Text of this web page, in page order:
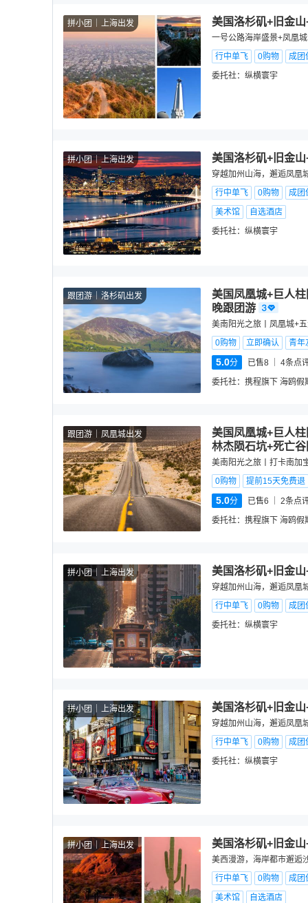
拼小团 上海出发 美国洛杉矶+旧金
一号公路海岸盛景+凤凰
行中单飞
0购物
成团
委托社： 纵横寰宇
拼小团 上海出发 美国洛杉矶+旧金
穿越加州山海，邂逅凤凰
行中单飞
0购物
成团
美术馆
自选酒店
委托社： 纵横寰宇
跟团游 洛杉矶出发
美国凤凰城+巨人
晚跟团游
美南阳光之旅丨凤凰城+
0购物
立即确认 青年
5.0分 已售8 4条点
委托社： 携程旗下 海鸥假
跟团游 凤凰城出发
美国凤凰城+巨人
林杰陨石坑+死亡
美南阳光之旅丨打卡南加
0购物
提前15天免费退
5.0分 已售6 2条点
委托社： 携程旗下 海鸥假
拼小团 上海出发 美国洛杉矶+旧金
穿越加州山海，邂逅凤凰
行中单飞
0购物
成团
委托社： 纵横寰宇
拼小团 上海出发 美国洛杉矶+旧金
穿越加州山海，邂逅凤凰
行中单飞
0购物
成团
委托社： 纵横寰宇
拼小团 上海出发 美国洛杉矶+旧金
美西漫游，海岸都市邂逅
行中单飞
0购物
成团
美术馆
自选酒店